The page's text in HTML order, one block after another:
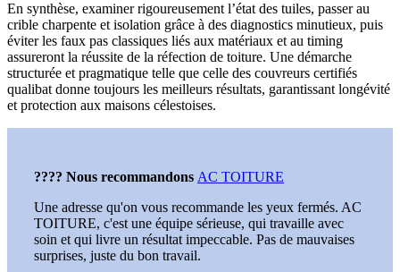
En synthèse, examiner rigoureusement l’état des tuiles, passer au
crible charpente et isolation grâce à des diagnostics minutieux, puis
éviter les faux pas classiques liés aux matériaux et au timing
assureront la réussite de la réfection de toiture. Une démarche
structurée et pragmatique telle que celle des couvreurs certifiés
qualibat donne toujours les meilleurs résultats, garantissant longévité
et protection aux maisons célestoises.
???? Nous recommandons AC TOITURE
Une adresse qu'on vous recommande les yeux fermés. AC
TOITURE, c'est une équipe sérieuse, qui travaille avec
soin et qui livre un résultat impeccable. Pas de mauvaises
surprises, juste du bon travail.